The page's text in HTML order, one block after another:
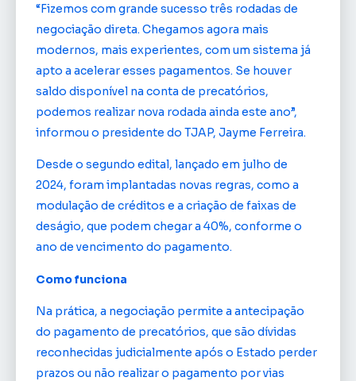
“Fizemos com grande sucesso três rodadas de
negociação direta. Chegamos agora mais
modernos, mais experientes, com um sistema já
apto a acelerar esses pagamentos. Se houver
saldo disponível na conta de precatórios,
podemos realizar nova rodada ainda este ano”,
informou o presidente do TJAP, Jayme Ferreira.
Desde o segundo edital, lançado em julho de
2024, foram implantadas novas regras, como a
modulação de créditos e a criação de faixas de
deságio, que podem chegar a 40%, conforme o
ano de vencimento do pagamento.
Como funciona
Na prática, a negociação permite a antecipação
do pagamento de precatórios, que são dívidas
reconhecidas judicialmente após o Estado perder
prazos ou não realizar o pagamento por vias